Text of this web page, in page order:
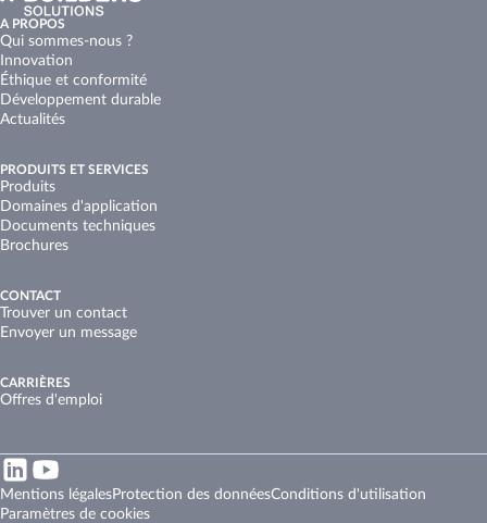
A PROPOS
Qui sommes-nous ?
Innovation
Éthique et conformité
Développement durable
Actualités
PRODUITS ET SERVICES
Produits
Domaines d'application
Documents techniques
Brochures
CONTACT
Trouver un contact
Envoyer un message
CARRIÈRES
Offres d'emploi
Mentions légalesProtection des donnéesConditions d'utilisation
Paramètres de cookies